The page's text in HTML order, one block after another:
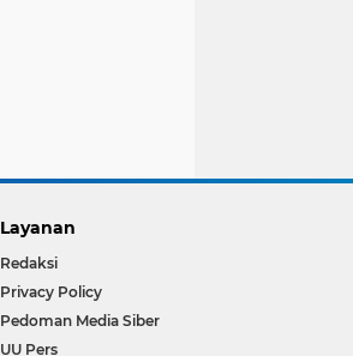
Layanan
Redaksi
Privacy Policy
Pedoman Media Siber
UU Pers